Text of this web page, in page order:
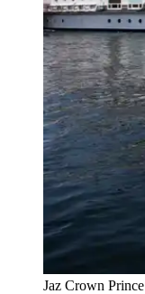
Jaz Crown Prince